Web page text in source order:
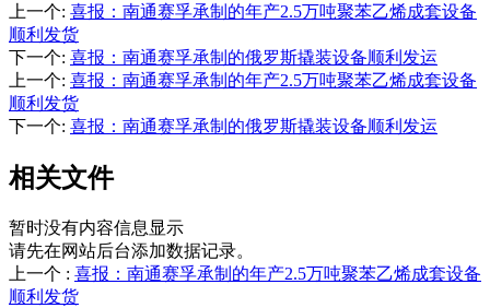
上一个: 喜报：南通赛孚承制的年产2.5万吨聚苯乙烯成套设备
顺利发货
下一个: 喜报：南通赛孚承制的俄罗斯撬装设备顺利发运
上一个: 喜报：南通赛孚承制的年产2.5万吨聚苯乙烯成套设备
顺利发货
下一个: 喜报：南通赛孚承制的俄罗斯撬装设备顺利发运
相关文件
暂时没有内容信息显示
请先在网站后台添加数据记录。
上一个 : 喜报：南通赛孚承制的年产2.5万吨聚苯乙烯成套设备
顺利发货